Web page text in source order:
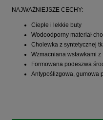
NAJWAŻNIEJSZE CECHY:
Ciepłe i lekkie buty
Wodoodporny materiał
Cholewka z syntetycznej
Wzmacniana wstawkami z
Formowana podeszwa
Antypoślizgowa, gumowa